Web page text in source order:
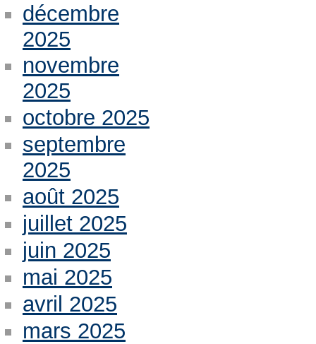
décembre
2025
novembre
2025
octobre 2025
septembre
2025
août 2025
juillet 2025
juin 2025
mai 2025
avril 2025
mars 2025